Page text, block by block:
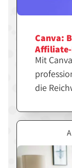
Canva:
Affiliate-
Mit
die
Design,
gezielt
einsetzt.